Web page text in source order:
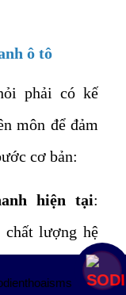
ô tô
phải có kế
môn để đảm
cơ bản:
hiện tại:
chất lượng hệ
xe. Điều này